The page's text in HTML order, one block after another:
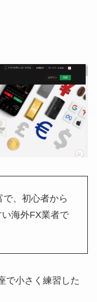
、初心者から
海外FX業者で
で小さく練習した